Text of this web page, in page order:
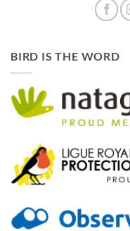
BIRD IS THE WORD